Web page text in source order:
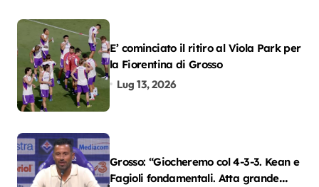
E’ cominciato il ritiro al Viola Park per
la Fiorentina di Grosso
Lug 13, 2026
Grosso: “Giocheremo col 4-3-3. Kean e
Fagioli fondamentali. Atta grande